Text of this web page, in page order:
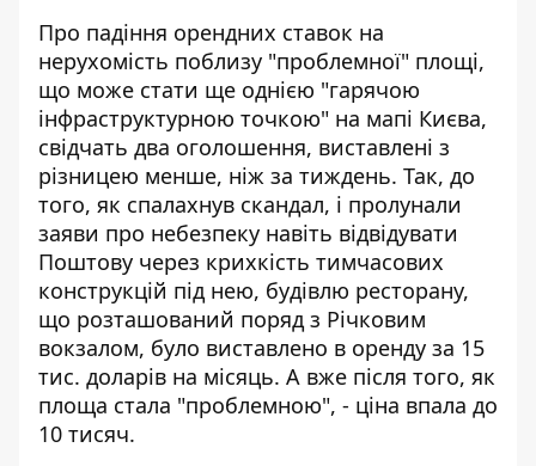
Про падіння орендних ставок на
нерухомість поблизу "проблемної" площі,
що може стати ще однією "гарячою
інфраструктурною точкою" на мапі Києва,
свідчать два оголошення, виставлені з
різницею менше, ніж за тиждень. Так, до
того, як спалахнув скандал, і пролунали
заяви про небезпеку навіть відвідувати
Поштову через крихкість тимчасових
конструкцій під нею, будівлю ресторану,
що розташований поряд з Річковим
вокзалом, було виставлено в оренду за 15
тис. доларів на місяць. А вже після того, як
площа стала "проблемною", - ціна впала до
10 тисяч.